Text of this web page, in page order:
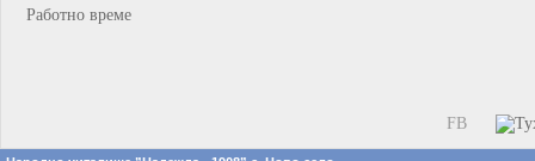
Работно време
FB